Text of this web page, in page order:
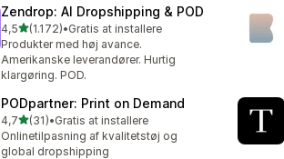
Zendrop: AI Dropshipping & POD
4,5ud af 5 stjerner
(1.172)
1172 anmeldelser i alt
•Gratis at installere
Produkter med høj avance.
Amerikanske leverandører. Hurtig
klargøring. POD.
PODpartner: Print on Demand
4,7ud af 5 stjerner
(31)
31 anmeldelser i alt
•Gratis at installere
Onlinetilpasning af kvalitetstøj og
global dropshipping